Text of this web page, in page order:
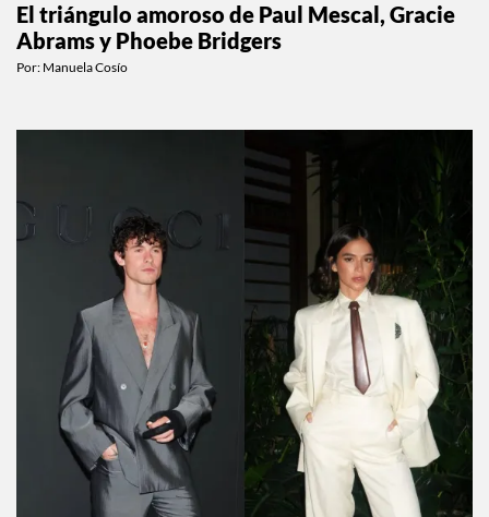
El triángulo amoroso de Paul Mescal, Gracie
Abrams y Phoebe Bridgers
Por: Manuela Cosío